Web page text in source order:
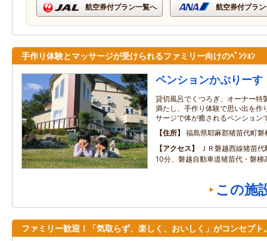
航空券付プラン一覧へ 航空券付プラ
手作り体験とマッサージが受けられるファミリー向けのﾍﾟﾝｼｮﾝ
ペンションかぷりーす
貸切風呂でくつろぎ、オーナー特
満たし、手作り体験で思い出を作
サージで体が癒されるペンション
住所
福島県耶麻郡猪苗代町磐
アクセス
ＪＲ磐越西線猪苗
10分、磐越自動車道猪苗代・磐梯
この施
ファミリー歓迎！「気取らず、楽しく、おいしく」がコンセプト